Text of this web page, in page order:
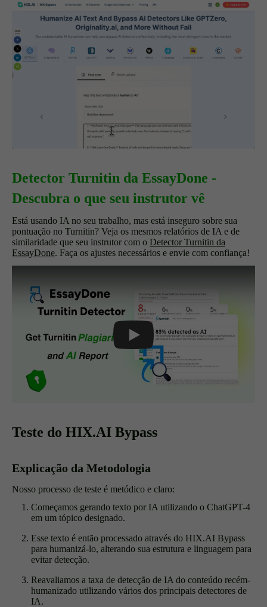
Detector Turnitin da EssayDone -
Descubra o que seu instrutor vê
Está usando IA no seu trabalho, mas está inseguro sobre sua
pontuação no Turnitin? Veja os mesmos relatórios de IA e de
similaridade que seu instrutor com o Detector Turnitin da
EssayDone. Faça os ajustes necessários e envie com confiança!
Play
Teste do HIX.AI Bypass
Explicação da Metodologia
Nosso processo de teste é metódico e claro:
Começamos gerando texto por IA utilizando o ChatGPT-4
em um tópico designado.
Esse texto é então processado através do HIX.AI Bypass
para humanizá-lo, alterando sua estrutura e linguagem para
evitar detecção.
Reavaliamos a taxa de detecção de IA do conteúdo recém-
humanizado utilizando vários dos principais detectores de
IA.